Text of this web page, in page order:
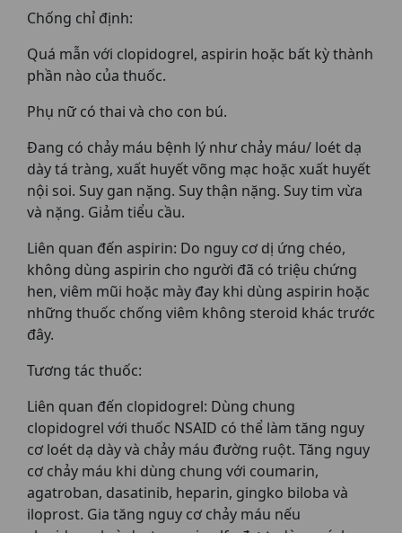
Chống chỉ định:
Quá mẫn với clopidogrel, aspirin hoặc bất kỳ thành
phần nào của thuốc.
Phụ nữ có thai và cho con bú.
Đang có chảy máu bệnh lý như chảy máu/ loét dạ
dày tá tràng, xuất huyết võng mạc hoặc xuất huyết
nội soi. Suy gan nặng. Suy thận nặng. Suy tim vừa
và nặng. Giảm tiểu cầu.
Liên quan đến aspirin: Do nguy cơ dị ứng chéo,
không dùng aspirin cho người đã có triệu chứng
hen, viêm mũi hoặc mày đay khi dùng aspirin hoặc
những thuốc chống viêm không steroid khác trước
đây.
Tương tác thuốc:
Liên quan đến clopidogrel: Dùng chung
clopidogrel với thuốc NSAID có thể làm tăng nguy
cơ loét dạ dày và chảy máu đường ruột. Tăng nguy
cơ chảy máu khi dùng chung với coumarin,
agatroban, dasatinib, heparin, gingko biloba và
iloprost. Gia tăng nguy cơ chảy máu nếu